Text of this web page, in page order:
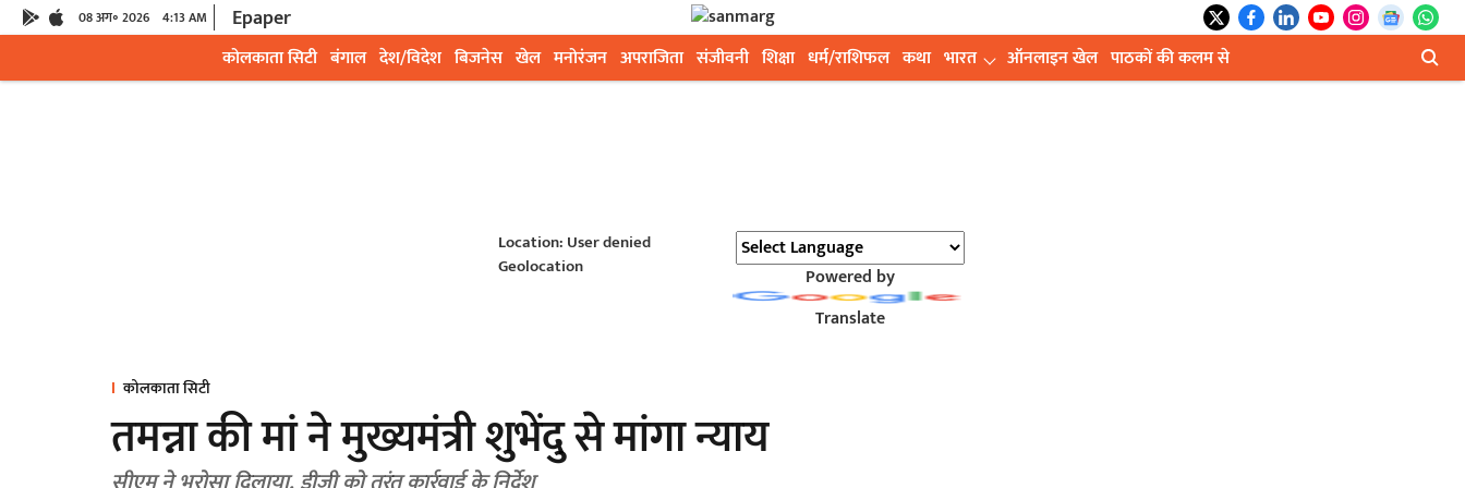
08 अग॰ 2026 4:13 AM Epaper
कोलकाता सिटी बंगाल देश/विदेश बिजनेस खेल मनोरंजन अपराजिता संजीवनी शिक्षा धर्म/राशिफल कथा भारत ऑनलाइन खेल पाठकों की कलम से
Location: User denied
Geolocation
Powered by
Translate
कोलकाता सिटी
तमन्ना की मां ने मुख्यमंत्री शुभेंदु से मांगा न्याय